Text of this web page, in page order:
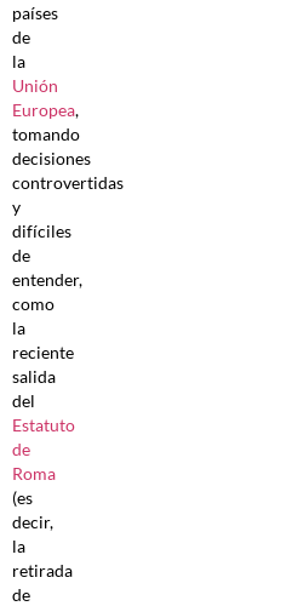
países
de
la
Unión
Europea,
tomando
decisiones
controvertidas
y
difíciles
de
entender,
como
la
reciente
salida
del
Estatuto
de
Roma
(es
decir,
la
retirada
de